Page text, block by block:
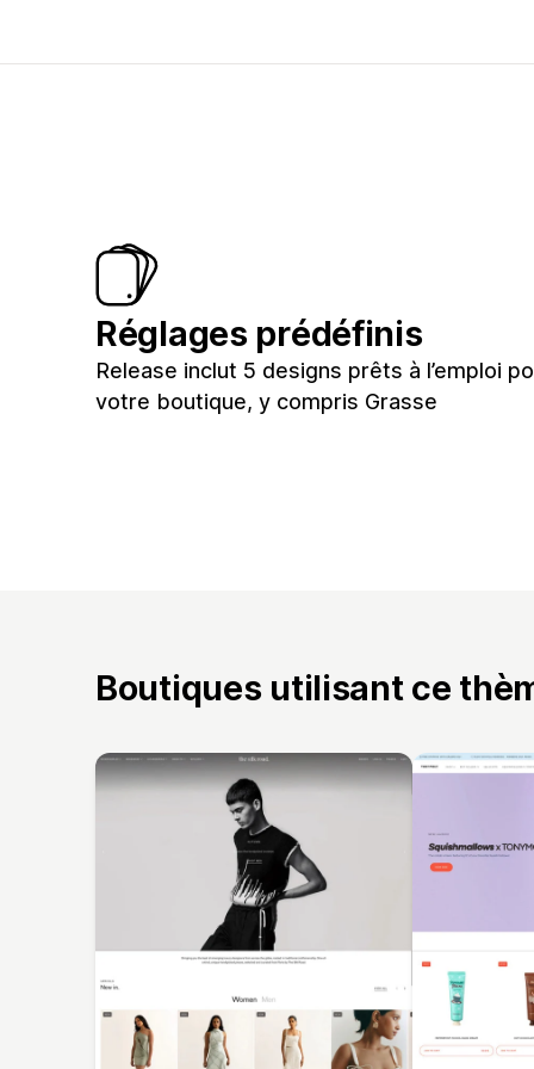
Réglages prédéfinis
Release inclut 5 designs prêts à l’emploi
votre boutique, y compris Grasse
Boutiques utilisant ce